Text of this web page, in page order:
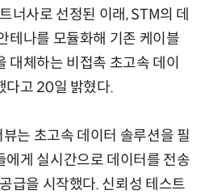
너사로 선정된 이래, STM의 데
테나를 모듈화해 기존 케이블
대체하는 비접촉 초고속 데이
다고 20일 밝혔다.
는 초고속 데이터 솔루션을 필
에게 실시간으로 데이터를 전송
급을 시작했다. 신뢰성 테스트